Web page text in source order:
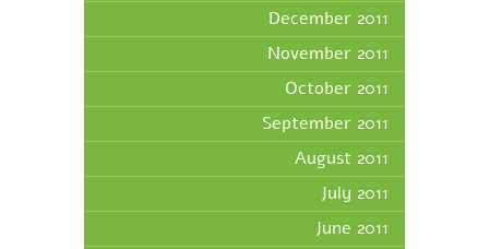
December 2011
November 2011
October 2011
September 2011
August 2011
July 2011
June 2011